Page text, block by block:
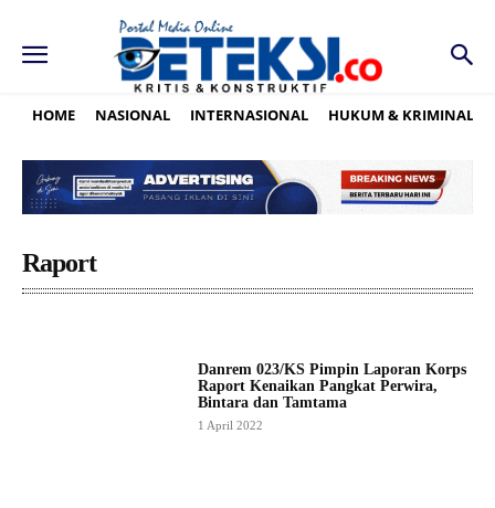
HOME NASIONAL INTERNASIONAL HUKUM & KRIMINAL
Raport
Danrem 023/KS Pimpin Laporan Korps
Raport Kenaikan Pangkat Perwira,
Bintara dan Tamtama
1 April 2022